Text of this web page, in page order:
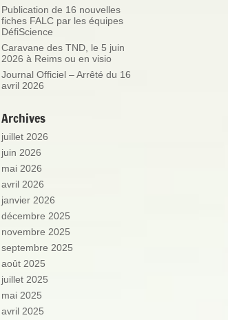
Publication de 16 nouvelles
fiches FALC par les équipes
DéfiScience
Caravane des TND, le 5 juin
2026 à Reims ou en visio
Journal Officiel – Arrêté du 16
avril 2026
Archives
juillet 2026
juin 2026
mai 2026
avril 2026
janvier 2026
décembre 2025
novembre 2025
septembre 2025
août 2025
juillet 2025
mai 2025
avril 2025